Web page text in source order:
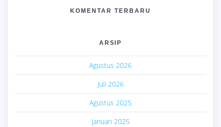
KOMENTAR TERBARU
ARSIP
Agustus 2026
Juli 2026
Agustus 2025
Januari 2025